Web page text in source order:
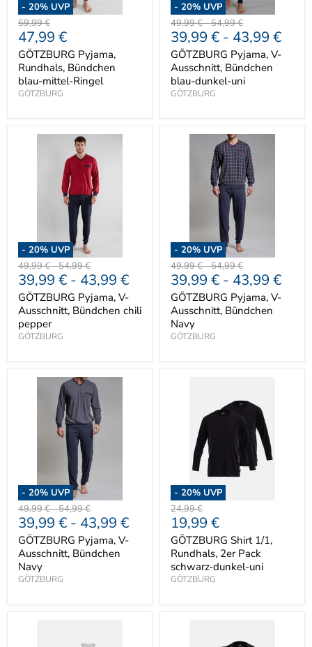
- 20% UVP
Ursprünglicher
Preis
59,99 €
Aktueller
Preis
47,99 €
GÖTZBURG Pyjama,
Rundhals, Bündchen
blau-mittel-Ringel
GÖTZBURG
- 20% UVP
Ursprünglicher
Preis
49,99 €-Ursprünglicher
Preis
54,99 €
39,99 € - 43,99 €
GÖTZBURG Pyjama, V-
Ausschnitt, Bündchen
blau-dunkel-uni
GÖTZBURG
- 20% UVP
Ursprünglicher
Preis
49,99 €-Ursprünglicher
Preis
54,99 €
39,99 € - 43,99 €
GÖTZBURG Pyjama, V-
Ausschnitt, Bündchen chili
pepper
GÖTZBURG
- 20% UVP
Ursprünglicher
Preis
49,99 €-Ursprünglicher
Preis
54,99 €
39,99 € - 43,99 €
GÖTZBURG Pyjama, V-
Ausschnitt, Bündchen
Navy
GÖTZBURG
- 20% UVP
Ursprünglicher
Preis
49,99 €-Ursprünglicher
Preis
54,99 €
39,99 € - 43,99 €
GÖTZBURG Pyjama, V-
Ausschnitt, Bündchen
Navy
GÖTZBURG
- 20% UVP
Ursprünglicher
Preis
24,99 €
Aktueller
Preis
19,99 €
GÖTZBURG Shirt 1/1,
Rundhals, 2er Pack
schwarz-dunkel-uni
GÖTZBURG